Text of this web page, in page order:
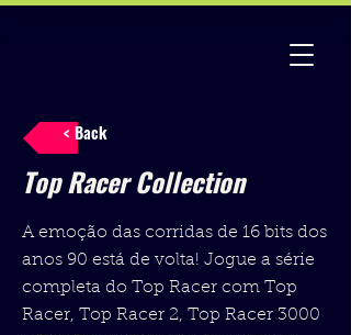
< Back
Top Racer Collection
A emoção das corridas de 16 bits dos
anos 90 está de volta! Jogue a série
completa do Top Racer com Top
Racer, Top Racer 2, Top Racer 3000